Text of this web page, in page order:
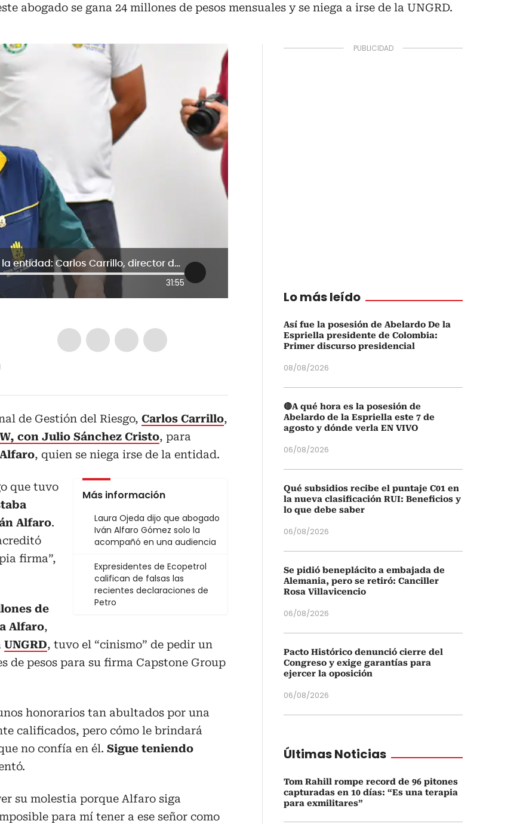
abogado se gana 24 millones de pesos mensuales y se niega a irse de la UNGRD.
Iván Alfaro sigue teniendo intereses en la entidad: Carlos Carrillo, director de la UNGRD
31:55
de Gestión del Riesgo, Carlos Carrillo,
con Julio Sánchez Cristo, para
, quien se niega irse de la entidad.
Más información
Laura Ojeda dijo que abogado
Iván Alfaro Gómez solo la
acompañó en una audiencia
Expresidentes de Ecopetrol
califican de falsas las
recientes declaraciones de
Petro
que tuvo
Alfaro.
firma”,
de
Alfaro,
UNGRD, tuvo el “cinismo” de pedir un
de pesos para su firma Capstone Group
honorarios tan abultados por una
calificados, pero cómo le brindará
no confía en él. Sigue teniendo
su molestia porque Alfaro siga
para mí tener a ese señor como
Lo más leído
Así fue la posesión de Abelardo De la
Espriella presidente de Colombia:
Primer discurso presidencial
08/08/2026
🔴A qué hora es la posesión de
Abelardo de la Espriella este 7 de
agosto y dónde verla EN VIVO
06/08/2026
Qué subsidios recibe el puntaje C01 en
la nueva clasificación RUI: Beneficios y
lo que debe saber
06/08/2026
Se pidió beneplácito a embajada de
Alemania, pero se retiró: Canciller
Rosa Villavicencio
06/08/2026
Pacto Histórico denunció cierre del
Congreso y exige garantías para
ejercer la oposición
06/08/2026
Últimas Noticias
Tom Rahill rompe record de 96 pitones
capturadas en 10 días: “Es una terapia
para exmilitares”